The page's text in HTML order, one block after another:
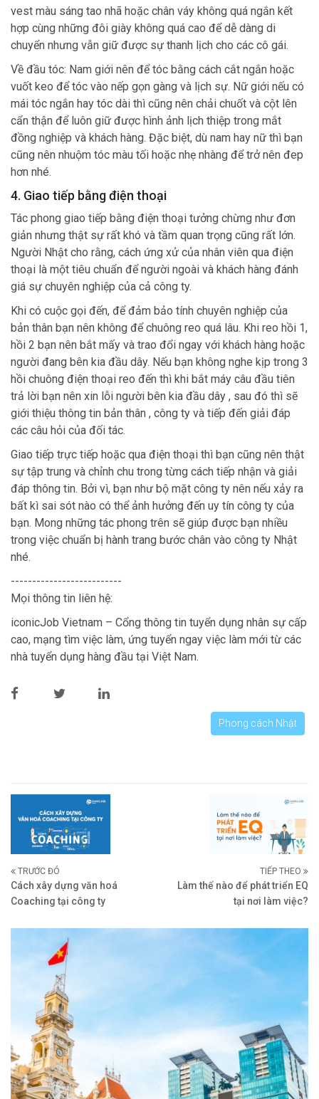
vest màu sáng tao nhã hoặc chân váy không quá ngắn kết
hợp cùng những đôi giày không quá cao để dễ dàng di
chuyển nhưng vẫn giữ được sự thanh lịch cho các cô gái.
Về đầu tóc: Nam giới nên để tóc bằng cách cắt ngắn hoặc
vuốt keo để tóc vào nếp gọn gàng và lịch sự. Nữ giới nếu có
mái tóc ngắn hay tóc dài thì cũng nên chải chuốt và cột lên
cẩn thận để luôn giữ được hình ảnh lịch thiệp trong mắt
đồng nghiệp và khách hàng. Đặc biệt, dù nam hay nữ thì bạn
cũng nên nhuộm tóc màu tối hoặc nhẹ nhàng để trở nên đep
hơn nhé.
4. Giao tiếp bằng điện thoại
Tác phong giao tiếp bằng điện thoại tưởng chừng như đơn
giản nhưng thật sự rất khó và tầm quan trọng cũng rất lớn.
Người Nhật cho rằng, cách ứng xử của nhân viên qua điện
thoại là một tiêu chuẩn để người ngoài và khách hàng đánh
giá sự chuyên nghiệp của cả công ty.
Khi có cuộc gọi đến, để đảm bảo tính chuyên nghiệp của
bản thân bạn nên không để chuông reo quá lâu. Khi reo hồi 1,
hồi 2 bạn nên bắt mấy và trao đổi ngay với khách hàng hoặc
người đang bên kia đầu dây. Nếu bạn không nghe kịp trong 3
hồi chuông điện thoại reo đến thì khi bắt máy câu đầu tiên
trả lời bạn nên xin lỗi người bên kia đầu dây , sau đó thì sẽ
giới thiệu thông tin bản thân , công ty và tiếp đến giải đáp
các câu hỏi của đối tác.
Giao tiếp trực tiếp hoặc qua điện thoại thì bạn cũng nên thật
sự tập trung và chỉnh chu trong từng cách tiếp nhận và giải
đáp thông tin. Bởi vì, bạn như bộ mặt công ty nên nếu xảy ra
bất kì sai sót nào có thể ảnh hưởng đến uy tín công ty của
bạn. Mong những tác phong trên sẽ giúp được bạn nhiều
trong việc chuẩn bị hành trang bước chân vào công ty Nhật
nhé.
--------------------------
Mọi thông tin liên hệ:
iconicJob Vietnam – Cổng thông tin tuyển dụng nhân sự cấp
cao, mạng tìm việc làm, ứng tuyển ngay việc làm mới từ các
nhà tuyển dụng hàng đầu tại Việt Nam.
Phong cách Nhật
TRƯỚC ĐÓ
Cách xây dựng văn hoá
Coaching tại công ty
TIẾP THEO
Làm thế nào để phát triển EQ
tại nơi làm việc?